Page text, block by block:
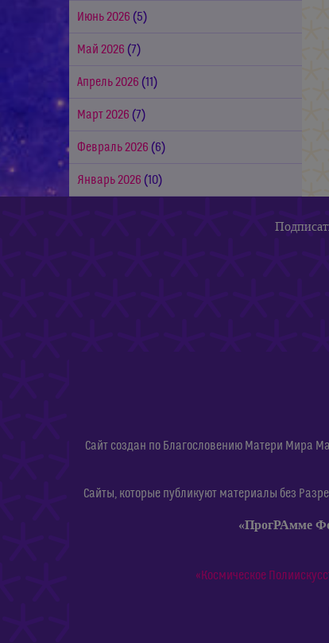
Июнь 2026 (5)
Май 2026 (7)
Апрель 2026 (11)
Март 2026 (7)
Февраль 2026 (6)
Январь 2026 (10)
Сайт создан по Благословению Матери Мира
Сайты, которые публикуют материалы без
«ПрогРАмме
«Космическое